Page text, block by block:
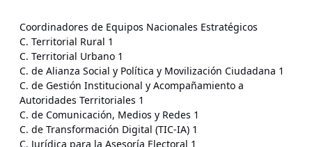
Coordinadores de Equipos Nacionales Estratégicos
C. Territorial Rural 1
C. Territorial Urbano 1
C. de Alianza Social y Política y Movilización Ciudadana 1
C. de Gestión Institucional y Acompañamiento a
Autoridades Territoriales 1
C. de Comunicación, Medios y Redes 1
C. de Transformación Digital (TIC-IA) 1
C. Jurídica para la Asesoría Electoral 1